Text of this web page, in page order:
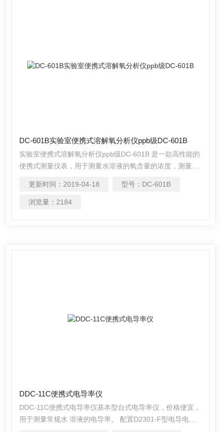
DC-601B实验室便携式溶解氧分析仪ppb级DC-601B
实验室便携式溶解氧分析仪ppb级DC-601B 是一款高性能的
便携式测量仪表，用于测量水溶液的氧含量的浓度，测量精
象，特别适用于超纯水中低浓度溶解氧的检测，在石油化
工、电力、食品饮料、生物制药、高等院校、科研机构得到
更新时间： 2019-04-18 型号： DC-601B
浏览量： 2184
DDC-11C便携式电导率仪
DDC-11C便携式电导率仪基本型台式电导率仪，价格便宜，
用于测量常规水 溶液的电导率。 配置D2301-F型电导电极